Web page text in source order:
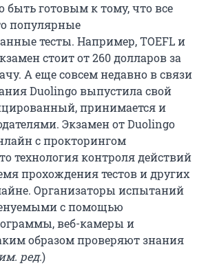
быть готовым к тому, что все
популярные
тесты. Например, TOEFL и
стоит от 260 долларов за
А еще совсем недавно в связи
Duolingo выпустила свой
принимается и
Экзамен от Duolingo
с прокторингом
технология контроля действий
прохождения тестов и других
Организаторы испытаний
с помощью
веб-камеры и
образом проверяют знания
ред.)